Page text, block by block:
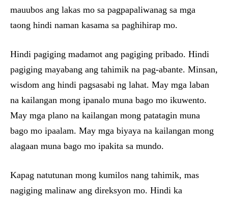
mauubos ang lakas mo sa pagpapaliwanag sa mga
taong hindi naman kasama sa paghihirap mo.
Hindi pagiging madamot ang pagiging pribado. Hindi
pagiging mayabang ang tahimik na pag-abante. Minsan,
wisdom ang hindi pagsasabi ng lahat. May mga laban
na kailangan mong ipanalo muna bago mo ikuwento.
May mga plano na kailangan mong patatagin muna
bago mo ipaalam. May mga biyaya na kailangan mong
alagaan muna bago mo ipakita sa mundo.
Kapag natutunan mong kumilos nang tahimik, mas
nagiging malinaw ang direksyon mo. Hindi ka